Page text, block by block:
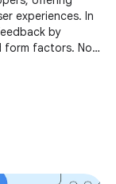
experiences. In
by
factors. Now,